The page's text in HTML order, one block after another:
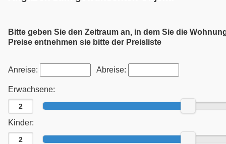
Bitte geben Sie den Zeitraum an, in dem Sie die
Preise entnehmen sie bitte der Preisliste
Anreise: Abreise:
Erwachsene:
Kinder: